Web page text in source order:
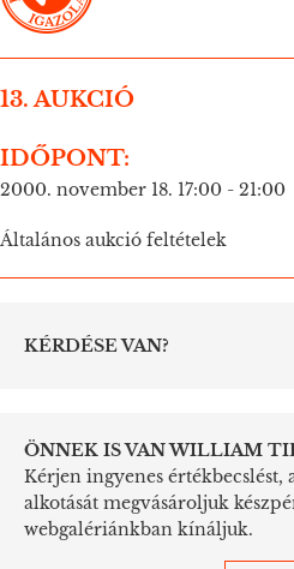
13. AUKCIÓ
IDŐPONT:
2000. november 18. 17:00 - 21:00
Általános aukció feltételek
KÉRDÉSE VAN?
ÖNNEK IS VAN WILLIAM
Kérjen ingyenes értékbecslést,
alkotását megvásároljuk
webgalériánkban kínáljuk.